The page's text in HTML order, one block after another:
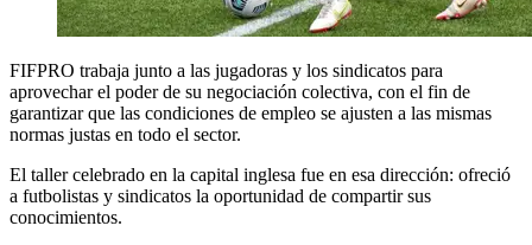
FIFPRO trabaja junto a las jugadoras y los sindicatos para
aprovechar el poder de su negociación colectiva, con el fin de
garantizar que las condiciones de empleo se ajusten a las mismas
normas justas en todo el sector.
El taller celebrado en la capital inglesa fue en esa dirección: ofreció
a futbolistas y sindicatos la oportunidad de compartir sus
conocimientos.